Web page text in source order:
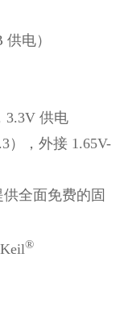
电）
3.3V 供电
），外接 1.65V-
供全面免费的固
®